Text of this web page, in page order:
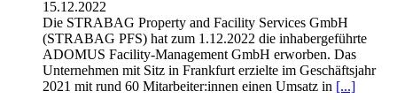
15.12.2022
Die STRABAG Property and Facility Services GmbH
(STRABAG PFS) hat zum 1.12.2022 die inhabergeführte
ADOMUS Facility-Management GmbH erworben. Das
Unternehmen mit Sitz in Frankfurt erzielte im Geschäftsjahr
2021 mit rund 60 Mitarbeiter:innen einen Umsatz in [...]